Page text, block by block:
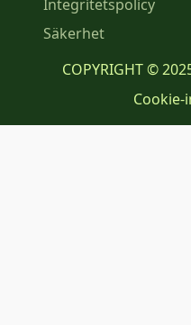
Integritetspolicy
Säkerhet
COPYRIGHT ©